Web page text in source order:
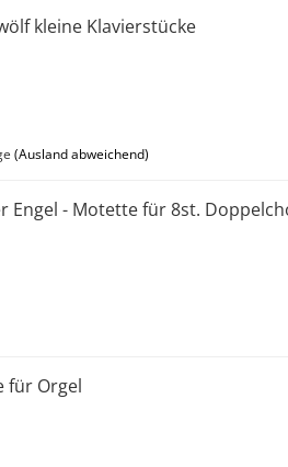
kleine Klavierstücke
(Ausland abweichend)
Engel - Motette für 8st.
für Orgel